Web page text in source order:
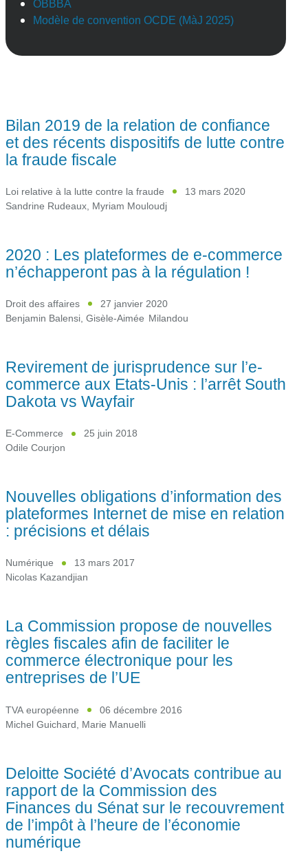
OBBBA
Modèle de convention OCDE (MàJ 2025)
Bilan 2019 de la relation de confiance
et des récents dispositifs de lutte contre
la fraude fiscale
Loi relative à la lutte contre la fraude
13 mars 2020
Sandrine Rudeaux, Myriam Mouloudj
2020 : Les plateformes de e-commerce
n’échapperont pas à la régulation !
Droit des affaires
27 janvier 2020
Benjamin Balensi, Gisèle-Aimée Milandou
Revirement de jurisprudence sur l’e-
commerce aux Etats-Unis : l’arrêt South
Dakota vs Wayfair
E-Commerce
25 juin 2018
Odile Courjon
Nouvelles obligations d’information des
plateformes Internet de mise en relation
: précisions et délais
Numérique
13 mars 2017
Nicolas Kazandjian
La Commission propose de nouvelles
règles fiscales afin de faciliter le
commerce électronique pour les
entreprises de l’UE
TVA européenne
06 décembre 2016
Michel Guichard Marie Manuelli
Deloitte Société d’Avocats contribue au
rapport de la Commission des
Finances du Sénat sur le recouvrement
de l’impôt à l’heure de l’économie
numérique